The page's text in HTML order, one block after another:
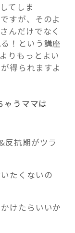
てしま
すが、そのよ
んだけでなく
！という講座
りもっとよい
得られますよ
ゃうママは
反抗期がツラ
たくないの
けたらいいか